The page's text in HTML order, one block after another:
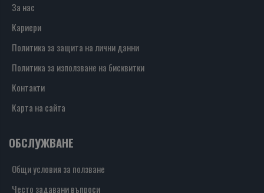
За нас
Кариери
Политика за защита на лични данни
Политика за използване на бисквитки
Контакти
Карта на сайта
ОБСЛУЖВАНЕ
Общи условия за ползване
Често задавани въпроси